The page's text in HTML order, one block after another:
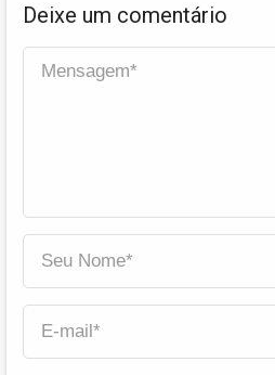
Deixe um comentário